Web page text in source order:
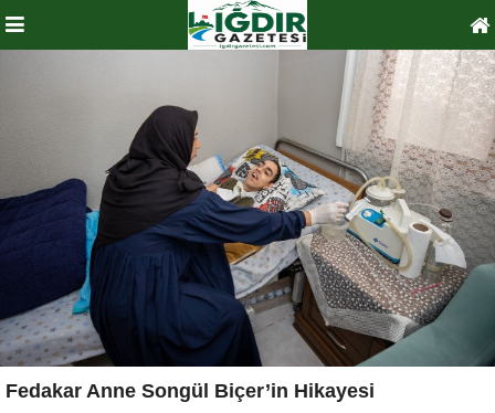
Fedakar Anne Songül Biçer’in Hikayesi